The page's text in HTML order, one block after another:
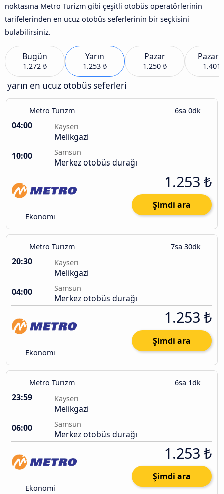
noktasına Metro Turizm gibi çeşitli otobüs operatörlerinin
tarifelerinden en ucuz otobüs seferlerinin bir seçkisini
bulabilirsiniz.
Bugün
1.272 ₺
Yarın
1.253 ₺
Pazar
1.250 ₺ 1.401
yarın en ucuz otobüs seferleri
Metro Turizm 6sa 0dk
04:00 Kayseri
Melikgazi
10:00
Samsun
Merkez otobüs durağı
Ekonomi
1.253 ₺
Şimdi ara
Metro Turizm 7sa 30dk
20:30 Kayseri
Melikgazi
04:00
Samsun
Merkez otobüs durağı
Ekonomi
1.253 ₺
Şimdi ara
Metro Turizm 6sa 1dk
23:59 Kayseri
Melikgazi
06:00
Samsun
Merkez otobüs durağı
Ekonomi
1.253 ₺
Şimdi ara